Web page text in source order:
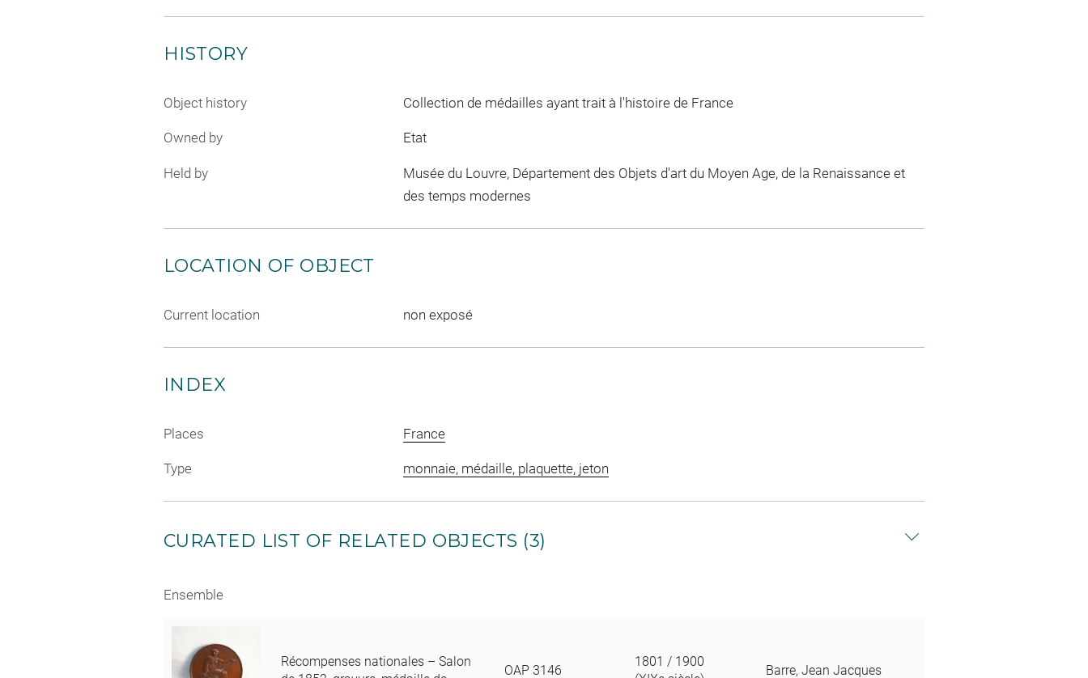
HISTORY
Object history Collection de médailles ayant trait à l'histoire de France
Owned by Etat
Held by
Musée du Louvre, Département des Objets d'art du Moyen Age, de la Renaissance et
des temps modernes
LOCATION OF OBJECT
Current location non exposé
INDEX
Places France
Type monnaie, médaille, plaquette, jeton
CURATED LIST OF RELATED OBJECTS (3)
Ensemble
Récompenses nationales – Salon
OAP 3146
1801 / 1900
Barre, Jean Jacques